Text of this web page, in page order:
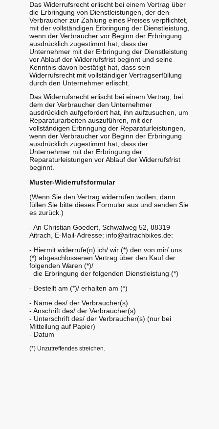
Das Widerrufsrecht erlischt bei einem Vertrag über
die Erbringung von Dienstleistungen, der den
Verbraucher zur Zahlung eines Preises verpflichtet,
mit der vollständigen Erbringung der Dienstleistung,
wenn der Verbraucher vor Beginn der Erbringung
ausdrücklich zugestimmt hat, dass der
Unternehmer mit der Erbringung der Dienstleistung
vor Ablauf der Widerrufsfrist beginnt und seine
Kenntnis davon bestätigt hat, dass sein
Widerrufsrecht mit vollständiger Vertragserfüllung
durch den Unternehmer erlischt.
Das Widerrufsrecht erlischt bei einem Vertrag, bei
dem der Verbraucher den Unternehmer
ausdrücklich aufgefordert hat, ihn aufzusuchen, um
Reparaturarbeiten auszuführen, mit der
vollständigen Erbringung der Reparaturleistungen,
wenn der Verbraucher vor Beginn der Erbringung
ausdrücklich zugestimmt hat, dass der
Unternehmer mit der Erbringung der
Reparaturleistungen vor Ablauf der Widerrufsfrist
beginnt.
Muster-Widerrufsformular
(Wenn Sie den Vertrag widerrufen wollen, dann
füllen Sie bitte dieses Formular aus und senden Sie
es zurück.)
- An Christian Goedert, Schwalweg 52, 88319
Aitrach, E-Mail-Adresse: info@aitrachbikes.de:
- Hiermit widerrufe(n) ich/ wir (*) den von mir/ uns
(*) abgeschlossenen Vertrag über den Kauf der
folgenden Waren (*)/
die Erbringung der folgenden Dienstleistung (*)
- Bestellt am (*)/ erhalten am (*)
- Name des/ der Verbraucher(s)
- Anschrift des/ der Verbraucher(s)
- Unterschrift des/ der Verbraucher(s) (nur bei
Mitteilung auf Papier)
- Datum
(*) Unzutreffendes streichen.